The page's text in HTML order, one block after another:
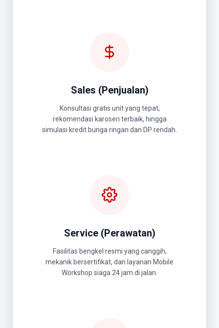
Sales (Penjualan)
Konsultasi gratis unit yang tepat,
rekomendasi karoseri terbaik, hingga
simulasi kredit bunga ringan dan DP rendah.
Service (Perawatan)
Fasilitas bengkel resmi yang canggih,
mekanik bersertifikat, dan layanan Mobile
Workshop siaga 24 jam di jalan.